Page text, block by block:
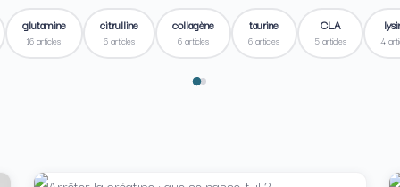
glutamine
16 articles
citrulline
6 articles
collagène
6 articles
taurine
6 articles
CLA
5 articles 4